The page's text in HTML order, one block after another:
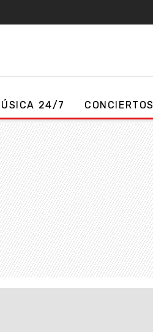
24/7 CONCIERTOS